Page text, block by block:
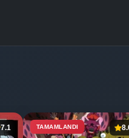
7.1 TAMAMLANDI